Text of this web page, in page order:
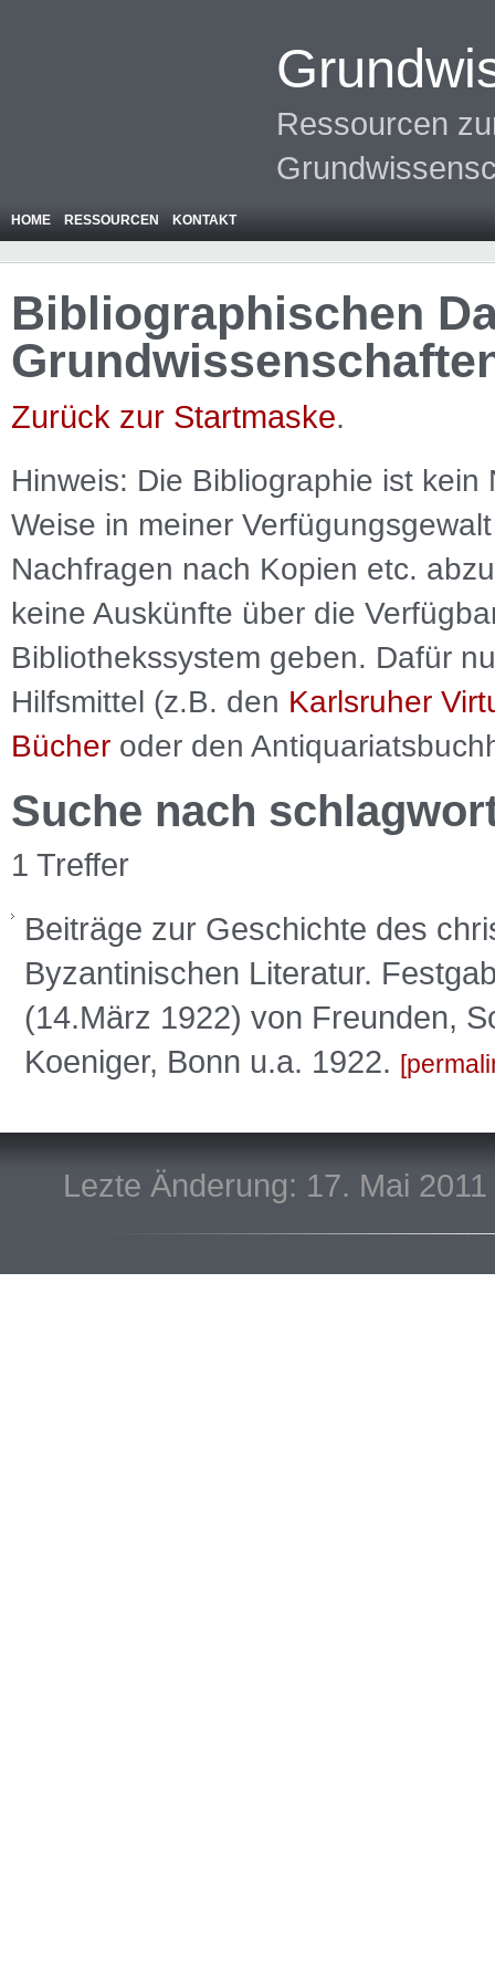
Ressourcen
HOME RESSOURCEN KONTAKT
Bibliographischen
Zurück zur Startmaske.
Hinweis: Die Bibliographie ist kein
Weise in meiner
Nachfragen nach Kopien etc.
keine Auskünfte über die
Bibliothekssystem geben. Dafür
Hilfsmittel (z.B. den Karlsruher
Bücher oder den
Suche nach
1 Treffer
Beiträge zur Geschichte des
Byzantinischen Literatur.
(14.März 1922) von Freunden,
Koeniger, Bonn u.a. 1922.
Lezte Änderung: 17. Mai